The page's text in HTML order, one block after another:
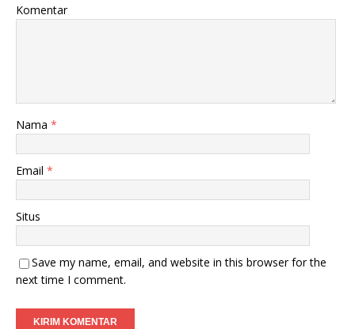
Komentar
Nama *
Email *
Situs
Save my name, email, and website in this browser for the
next time I comment.